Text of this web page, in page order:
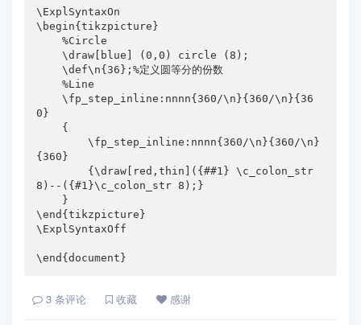
\ExplSyntaxOn
\begin{tikzpicture}
    %Circle
    \draw[blue] (0,0) circle (8);
    \def\n{36};%定义圆等分的份数
    %Line
    \fp_step_inline:nnnn{360/\n}{360/\n}{36
0}
        \fp_step_inline:nnnn{360/\n}{360/\n}
{360}
8)--({#1}\c_colon_str 8);}
\end{tikzpicture}
\ExplSyntaxOff
\end{document}
3 条评论 收藏 感谢